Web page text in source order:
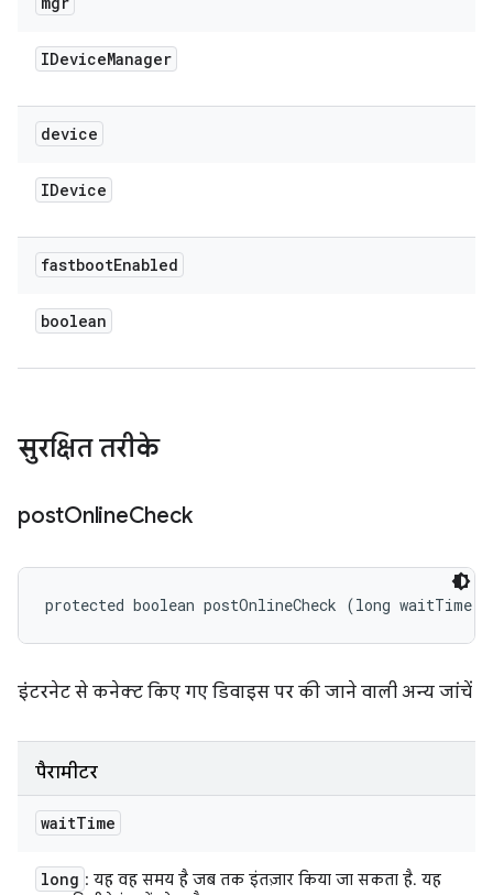
IDeviceManager
device
IDevice
fastbootEnabled
boolean
सुरक्षित तरीके
postOnlineCheck
protected boolean postOnlineCheck (long waitTime)
इंटरनेट से कनेक्ट किए गए डिवाइस पर की जाने वाली अन्य जांचें
पैरामीटर
waitTime
long : यह वह समय है जब तक इंतज़ार किया जा सकता है. यह